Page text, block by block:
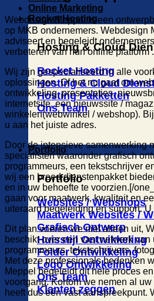
Online Marketing
Rocket Hosting
Hosting & Cloud
Rocket Hosting
Hosting & Cloud
Hosting Pakketten
Ons Team
Portfolio
Portfolio
Websites / Webshops
Maatwerk Websites /
Grafisch Ontwerp
Huisstijl Ontwikkeling
Folder Ontwikkeling
Logo Ontwikkeling
Ons Team
Klanten zeggen
Webdesign Meppel is een
op MKB ondernemers. Webdesign
adviseert en begeleidt
verbeteren van hun online platform .
Wij zijn gespecialiseerd in alle
oplossingen. Of het nu gaat om
ontwikkeling, presentaties,
internetsite, een nieuwssite /
winkelen(webwinkel / webshop).
u aan het juiste adres.
Door de intensieve samenwerking
specialisten waaronder grafisch
programmeurs, een tekstschrijver
wij een breed dienstenpakket
en in uw behoefte te voorzien.[/
gaan voor maatwerk, kwaliteit en
uiteraard begeleiding en support.
Dit plan voeren we niet alleen uit,
beschikt over een vast netwerk
programmeurs, tekstschrijvers,
Met deze professionals bedenken
Meppel begeleidt dit hele proces
voortgang. Kortom we nemen al
heeft dus één vast aanspreekpunt.